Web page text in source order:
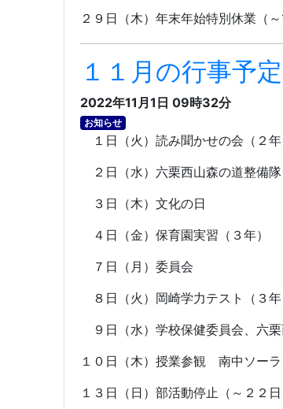
２９日（木）年末年始特別休業（～
１１月の行事予定
2022年11月1日 09時32分
お知らせ
１日（火）読み聞かせの会（２年
２日（水）六栗西山森の道整備
３日（木）文化の日
４日（金）保育園実習（３年）
７日（月）委員会
８日（火）岡崎学力テスト（３年
９日（水）学校保健委員会、六
１０日（木）授業参観 南中ソー
１３日（日）部活動停止（～２２日